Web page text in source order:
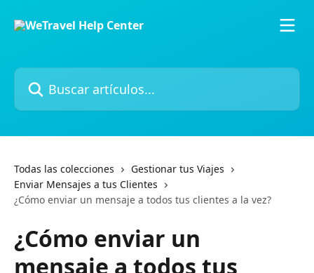
Buscar artículos...
Todas las colecciones
Gestionar tus Viajes
Enviar Mensajes a tus Clientes
¿Cómo enviar un mensaje a todos tus clientes a la vez?
¿Cómo enviar un
mensaje a todos tus